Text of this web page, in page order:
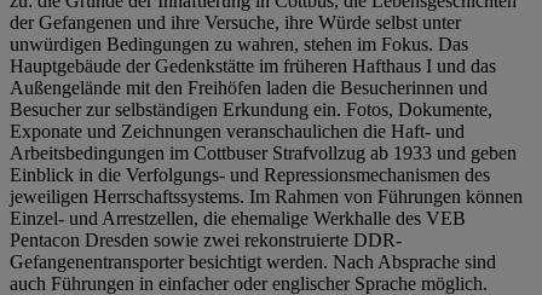
der Gefangenen und ihre Versuche, ihre Würde selbst unter
unwürdigen Bedingungen zu wahren, stehen im Fokus. Das
Hauptgebäude der Gedenkstätte im früheren Hafthaus I und das
Außengelände mit den Freihöfen laden die Besucherinnen und
Besucher zur selbständigen Erkundung ein. Fotos, Dokumente,
Exponate und Zeichnungen veranschaulichen die Haft- und
Arbeitsbedingungen im Cottbuser Strafvollzug ab 1933 und geben
Einblick in die Verfolgungs- und Repressionsmechanismen des
jeweiligen Herrschaftssystems. Im Rahmen von Führungen können
Einzel- und Arrestzellen, die ehemalige Werkhalle des VEB
Pentacon Dresden sowie zwei rekonstruierte DDR-
Gefangenentransporter besichtigt werden. Nach Absprache sind
auch Führungen in einfacher oder englischer Sprache möglich.